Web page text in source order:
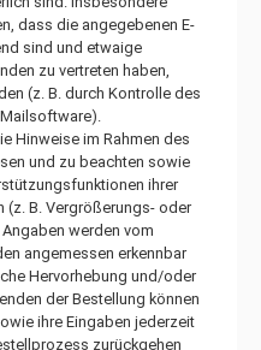
dass die angegebenen E-
sind und etwaige
zu vertreten haben,
(z. B. durch Kontrolle des
Hinweise im Rahmen des
und zu beachten sowie
ihrer
(z. B. Vergrößerungs- oder
werden vom
angemessen erkennbar
Hervorhebung und/oder
der Bestellung können
ihre Eingaben jederzeit
zurückgehen